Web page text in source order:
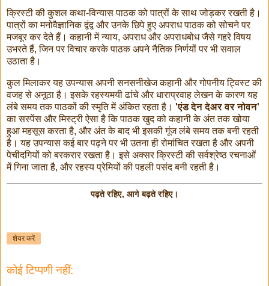
क्रिस्टी की कुशल कथा-विन्यास पाठक को पात्रों के साथ जोड़कर रखती है।
पात्रों का मनोवैज्ञानिक द्वंद्व और उनके छिपे हुए अपराध पाठक को सोचने पर
मजबूर कर देते हैं। कहानी में न्याय, अपराध और अपराधबोध जैसे गहरे विषय
उभरते हैं, जिन पर विचार करके पाठक अपने नैतिक निर्णयों पर भी सवाल
उठाता है।
कुल मिलाकर यह उपन्यास अपनी सनसनीखेज कहानी और गोपनीय ट्विस्ट की
वजह से अनूठा है। इसके रहस्यमयी ढांचे और धाराप्रवाह लेखन के कारण यह
लंबे समय तक पाठकों की स्मृति में अंकित रहता है। 'एंड देन देअर वर नोवन'
का सस्पेंस और मिस्ट्री ऐसा है कि पाठक खुद को कहानी के अंत तक खोया
हुआ महसूस करता है, और अंत के बाद भी इसकी गूंज लंबे समय तक बनी रहती
है। यह उपन्यास कई बार पढ़ने पर भी उतना ही रोमांचित रखता है और अपनी
पेचीदगियों को बरकरार रखता है। इसे अक्सर क्रिस्टी की सर्वश्रेष्ठ रचनाओं
में गिना जाता है, और रहस्य प्रेमियों की पहली पसंद बनी रहती है।
पढ़ते रहिए, आगे बढ़ते रहिए।
शेयर करें
कोई टिप्पणी नहीं: